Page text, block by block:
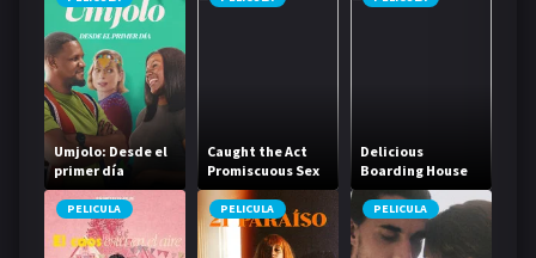
Umjolo: Desde el
primer día
Caught the Act
Promiscuous Sex
Life
Delicious
Boarding House
Daughter
PELICULA PELICULA PELICULA